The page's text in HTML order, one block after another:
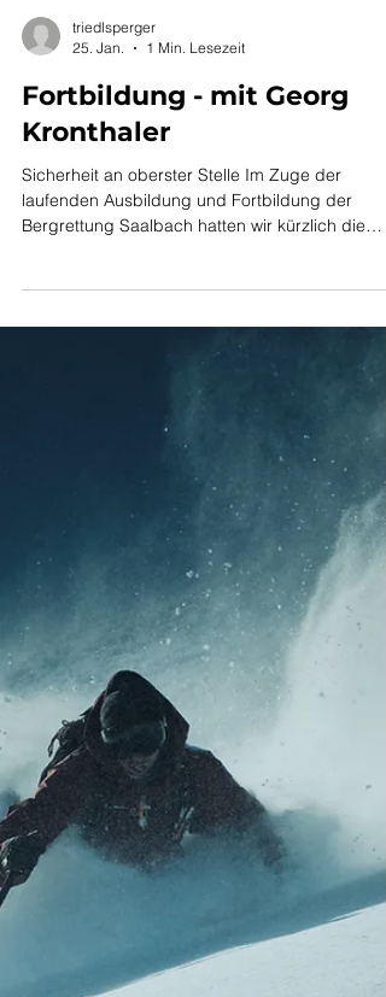
triedlsperger
25. Jan.
1 Min. Lesezeit
Fortbildung - mit Georg
Kronthaler
laufenden Ausbildung und Fortbildung der
Bergrettung Saalbach hatten wir kürzlich die
Möglichkeit, an einer intensiven Schulung mit
Georg Kronthaler teilzunehmen. Als aktive
Mitglieder der Bergrettung Saalbach konnten
auch wir von MT Experts an dieser
Fortbildung teilnehmen und unser Wissen im
Bereich Lawinenkunde weiter vertiefen. Im
der Ausbildung standen unter anderem die
Schneedeckenanalyse , die Schulung zum vo